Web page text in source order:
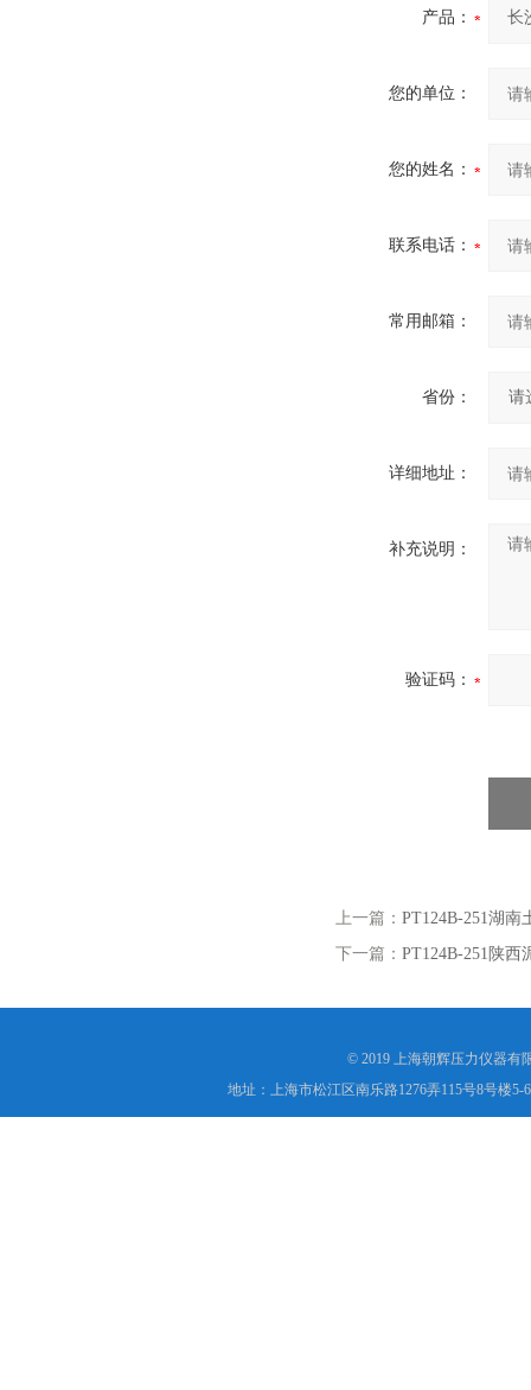
产品：
您的单位：
您的姓名：
联系电话：
常用邮箱：
省份：
详细地址：
补充说明：
验证码：
上一篇： PT124B-251湖南
下一篇： PT124B-251陕西
© 2019 上海朝辉压力仪器有
地址：上海市松江区南乐路1276弄115号8号楼5-